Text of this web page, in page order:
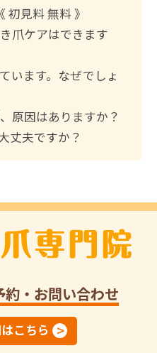
見料 無料 》
爪ケアはできます
います。なぜでしょ
原因はありますか？
丈夫ですか？
約・お問い合わせ
こちら